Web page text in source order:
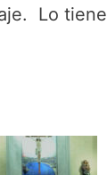
Lo tiene